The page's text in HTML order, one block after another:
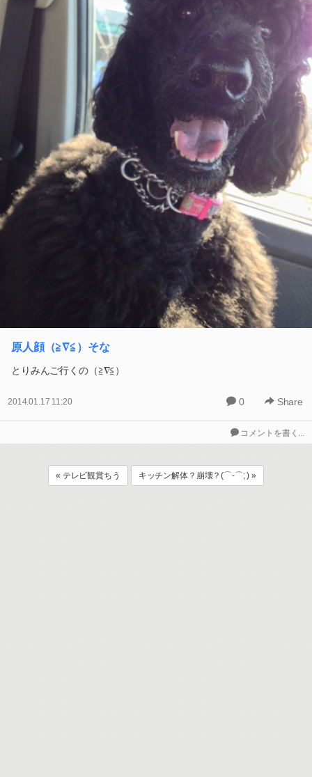
原人顔（≧∇≦）そな
とりみんご行くの（≧∇≦）
2014.01.17 11:20 0 Share
コメントを書く...
« テレビ観賞ちう キッチン解体？崩壊？(⌒-⌒; ) »